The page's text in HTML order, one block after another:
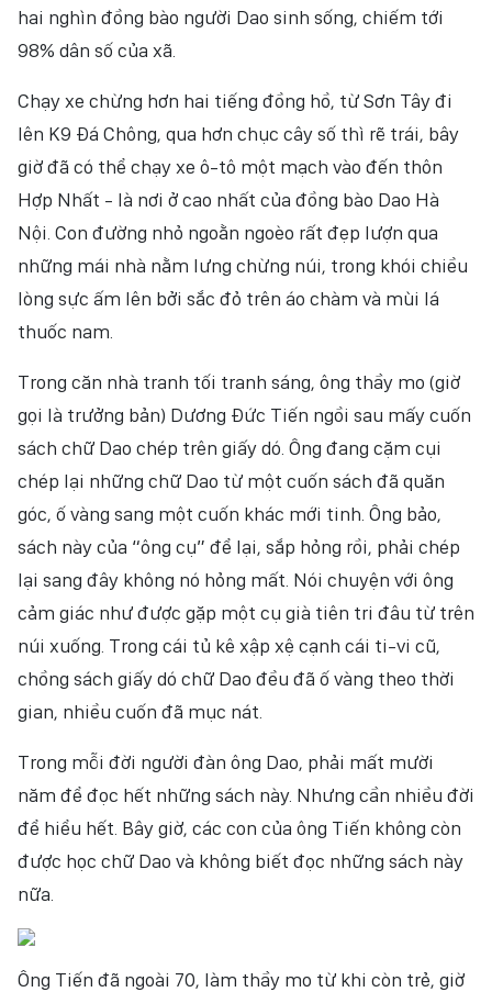
hai nghìn đồng bào người Dao sinh sống, chiếm tới
98% dân số của xã.
Chạy xe chừng hơn hai tiếng đồng hồ, từ Sơn Tây đi
lên K9 Đá Chông, qua hơn chục cây số thì rẽ trái, bây
giờ đã có thể chạy xe ô-tô một mạch vào đến thôn
Hợp Nhất - là nơi ở cao nhất của đồng bào Dao Hà
Nội. Con đường nhỏ ngoằn ngoèo rất đẹp lượn qua
những mái nhà nằm lưng chừng núi, trong khói chiều
lòng sực ấm lên bởi sắc đỏ trên áo chàm và mùi lá
thuốc nam.
Trong căn nhà tranh tối tranh sáng, ông thầy mo (giờ
gọi là trưởng bản) Dương Đức Tiến ngồi sau mấy cuốn
sách chữ Dao chép trên giấy dó. Ông đang cặm cụi
chép lại những chữ Dao từ một cuốn sách đã quăn
góc, ố vàng sang một cuốn khác mới tinh. Ông bảo,
sách này của “ông cụ” để lại, sắp hỏng rồi, phải chép
lại sang đây không nó hỏng mất. Nói chuyện với ông
cảm giác như được gặp một cụ già tiên tri đâu từ trên
núi xuống. Trong cái tủ kê xập xệ cạnh cái ti-vi cũ,
chồng sách giấy dó chữ Dao đều đã ố vàng theo thời
gian, nhiều cuốn đã mục nát.
Trong mỗi đời người đàn ông Dao, phải mất mười
năm để đọc hết những sách này. Nhưng cần nhiều đời
để hiểu hết. Bây giờ, các con của ông Tiến không còn
được học chữ Dao và không biết đọc những sách này
nữa.
Ông Tiến đã ngoài 70, làm thầy mo từ khi còn trẻ, giờ